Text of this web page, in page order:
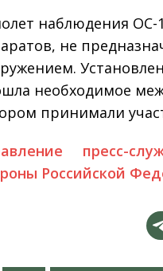
наблюдения ОС-
не
необходимое
принимали
пресс-
Российской